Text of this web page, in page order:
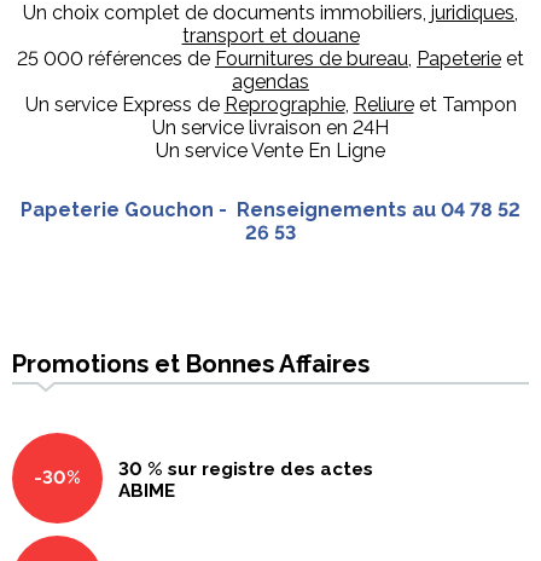
Un choix complet de documents immobiliers, juridiques,
transport et douane
25 000 références de Fournitures de bureau, Papeterie et
agendas
Un service Express de Reprographie, Reliureet Tampon
Un service livraison en 24H
Un service Vente En Ligne
Papeterie Gouchon - Renseignements au 04 78 52
26 53
Promotions et Bonnes Affaires
-30%
30 % sur registre des actes
ABIME